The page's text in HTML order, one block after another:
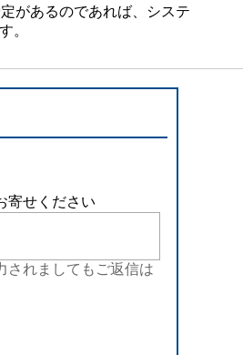
があるのであれば、システ
。
寄せください
されましてもご返信は